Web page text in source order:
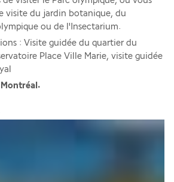
visite du jardin botanique, du
ou de l'Insectarium.
: Visite guidée du quartier du
Place Ville Marie, visite guidée